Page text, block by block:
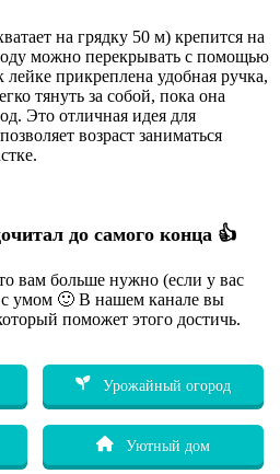
на грядку 50 м) крепится на
можно перекрывать с помощью
прикреплена удобная ручка,
тянуть за собой, пока она
Это отличная идея для
возраст заниматься
до самого конца 👍
вам больше нужно (если у вас
с умом 🙂 В нашем канале вы
поможет этого достичь.
Урожайный огород
Уютный дом